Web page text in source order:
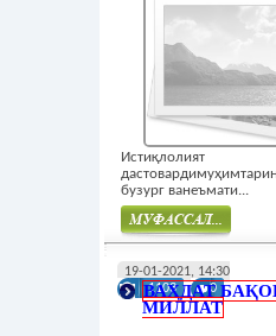
Истиқлолият
бузург ванеъмати...
19-01-2021, 14:30
1103
0
ВАҲДАТ
МИЛЛАТ